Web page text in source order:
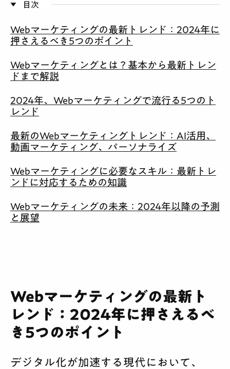
目次
Webマーケティングの最新トレンド：2024年に
押さえるべき5つのポイント
Webマーケティングとは？基本から最新トレン
ドまで解説
2024年、Webマーケティングで流行る5つのト
レンド
最新のWebマーケティングトレンド：AI活用、
動画マーケティング、パーソナライズ
Webマーケティングに必要なスキル：最新トレ
ンドに対応するための知識
Webマーケティングの未来：2024年以降の予測
と展望
Webマーケティングの最新ト
レンド：2024年に押さえるべ
き5つのポイント
デジタル化が加速する現代において、